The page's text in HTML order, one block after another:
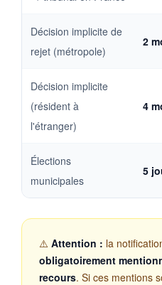
Décision implicite de
rejet (métropole)
2
Décision implicite
(résident à
l'étranger)
4
Élections
municipales
5
⚠️ Attention : la
obligatoirement
recours. Si ces mentions